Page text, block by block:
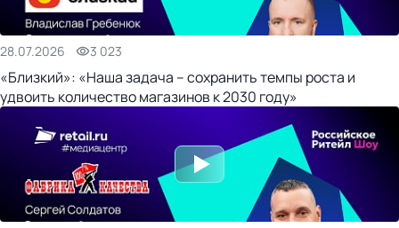
28.07.2026 3 023
«Близкий»: «Наша задача – сохранить темпы роста и
удвоить количество магазинов к 2030 году»